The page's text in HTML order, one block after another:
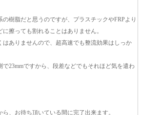
樹脂だと思うのですが、プラスチックやFRPより
擦っても割れることはありません。
はありませんので、超高速でも整流効果はしっか
23mmですから、段差などでもそれほど気を遣わ
、お待ち頂いている間に完了出来ます。